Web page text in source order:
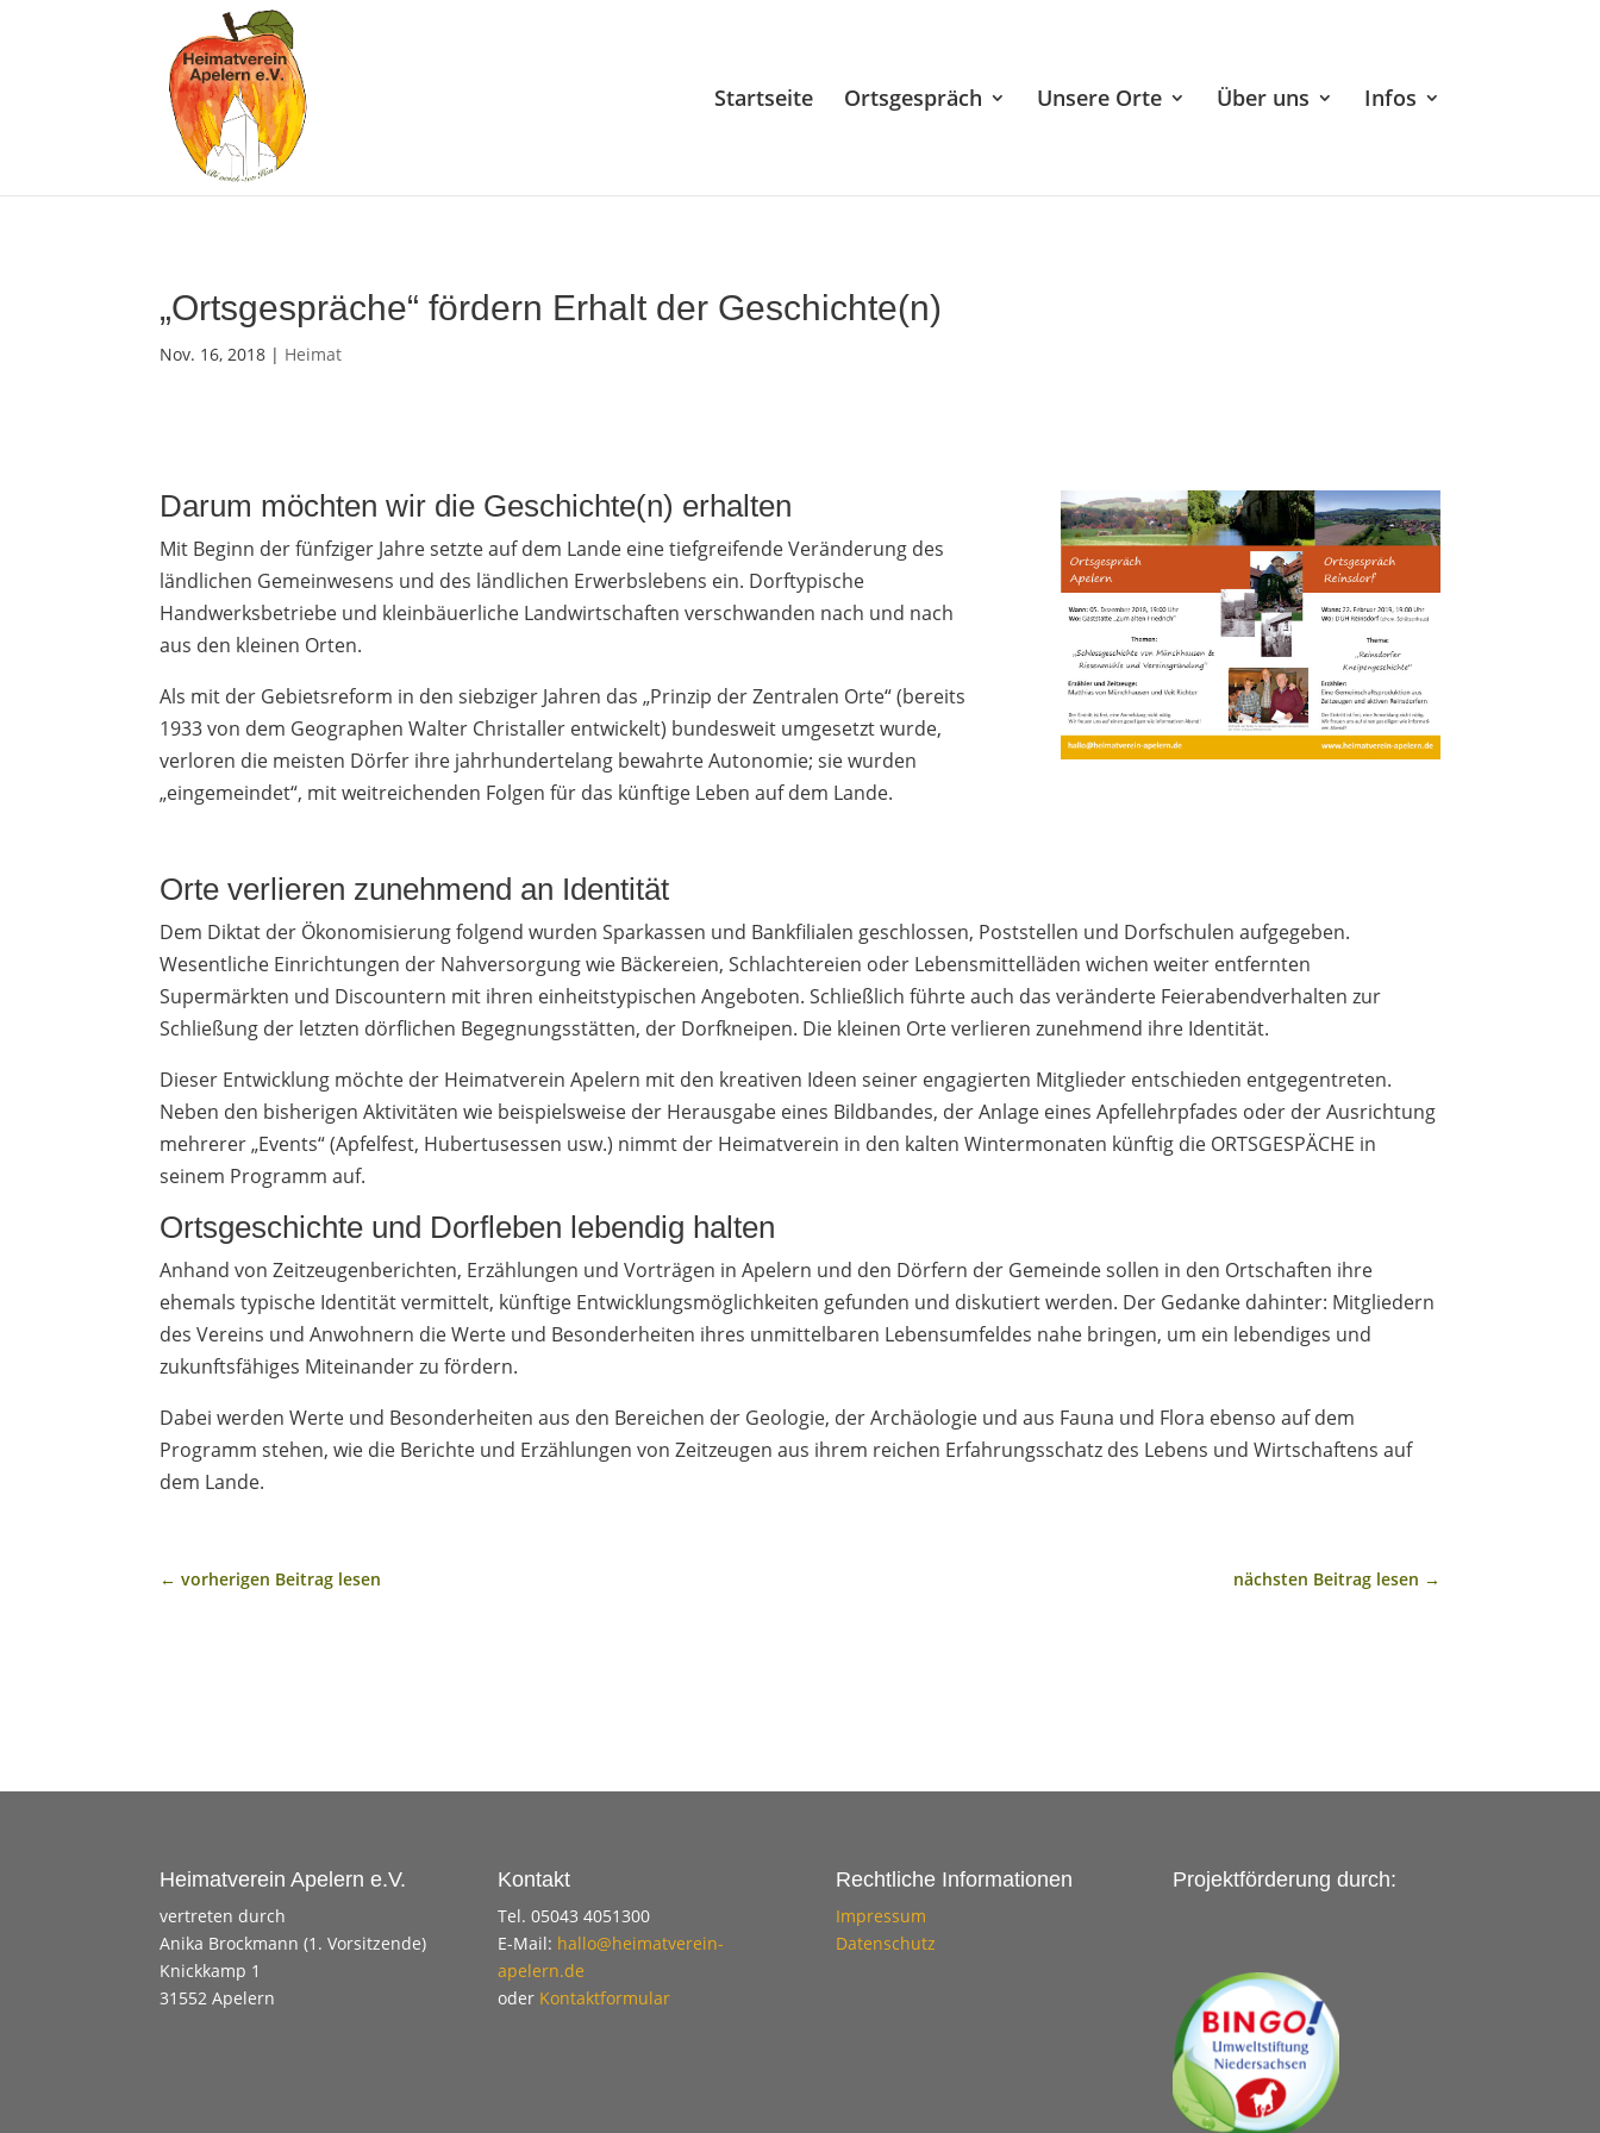
Startseite Ortsgespräch Unsere Orte Über uns Infos
„Ortsgespräche“ fördern Erhalt der Geschichte(n)
Nov. 16, 2018 | Heimat
Darum möchten wir die Geschichte(n) erhalten
Mit Beginn der fünfziger Jahre setzte auf dem Lande eine tiefgreifende Veränderung des
ländlichen Gemeinwesens und des ländlichen Erwerbslebens ein. Dorftypische
Handwerksbetriebe und kleinbäuerliche Landwirtschaften verschwanden nach und nach
aus den kleinen Orten.
Als mit der Gebietsreform in den siebziger Jahren das „Prinzip der Zentralen Orte“ (bereits
1933 von dem Geographen Walter Christaller entwickelt) bundesweit umgesetzt wurde,
verloren die meisten Dörfer ihre jahrhundertelang bewahrte Autonomie; sie wurden
„eingemeindet“, mit weitreichenden Folgen für das künftige Leben auf dem Lande.
Orte verlieren zunehmend an Identität
Dem Diktat der Ökonomisierung folgend wurden Sparkassen und Bankfilialen geschlossen, Poststellen und Dorfschulen aufgegeben.
Wesentliche Einrichtungen der Nahversorgung wie Bäckereien, Schlachtereien oder Lebensmittelläden wichen weiter entfernten
Supermärkten und Discountern mit ihren einheitstypischen Angeboten. Schließlich führte auch das veränderte Feierabendverhalten zur
Schließung der letzten dörflichen Begegnungsstätten, der Dorfkneipen. Die kleinen Orte verlieren zunehmend ihre Identität.
Dieser Entwicklung möchte der Heimatverein Apelern mit den kreativen Ideen seiner engagierten Mitglieder entschieden entgegentreten.
Neben den bisherigen Aktivitäten wie beispielsweise der Herausgabe eines Bildbandes, der Anlage eines Apfellehrpfades oder der Ausrichtung
mehrerer „Events“ (Apfelfest, Hubertusessen usw.) nimmt der Heimatverein in den kalten Wintermonaten künftig die ORTSGESPÄCHE in
seinem Programm auf.
Ortsgeschichte und Dorfleben lebendig halten
Anhand von Zeitzeugenberichten, Erzählungen und Vorträgen in Apelern und den Dörfern der Gemeinde sollen in den Ortschaften ihre
ehemals typische Identität vermittelt, künftige Entwicklungsmöglichkeiten gefunden und diskutiert werden. Der Gedanke dahinter: Mitgliedern
des Vereins und Anwohnern die Werte und Besonderheiten ihres unmittelbaren Lebensumfeldes nahe bringen, um ein lebendiges und
zukunftsfähiges Miteinander zu fördern.
Dabei werden Werte und Besonderheiten aus den Bereichen der Geologie, der Archäologie und aus Fauna und Flora ebenso auf dem
Programm stehen, wie die Berichte und Erzählungen von Zeitzeugen aus ihrem reichen Erfahrungsschatz des Lebens und Wirtschaftens auf
dem Lande.
←vorherigen Beitrag lesen nächsten Beitrag lesen →
Heimatverein Apelern e.V.
vertreten durch
Anika Brockmann (1. Vorsitzende)
Knickkamp 1
31552 Apelern
Kontakt
Tel. 05043 4051300
E-Mail: hallo@heimatverein-
apelern.de
oder Kontaktformular
Rechtliche Informationen
Impressum
Datenschutz
Projektförderung durch: